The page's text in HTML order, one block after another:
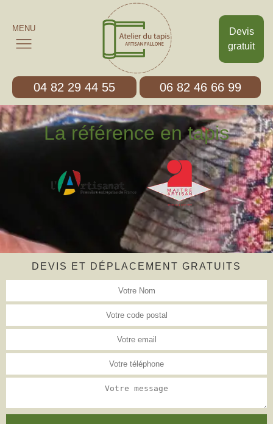
Devis
gratuit
MENU
04 82 29 44 55 06 82 46 66 99
La référence en tapis
DEVIS ET DÉPLACEMENT GRATUITS